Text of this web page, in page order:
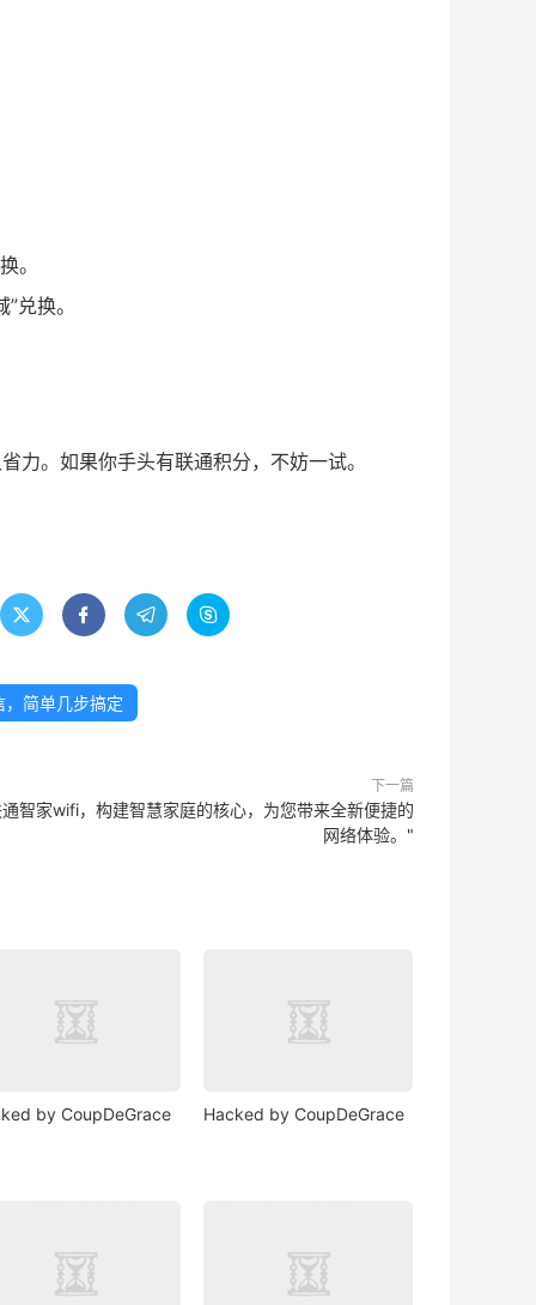
。
兑换。
力。如果你手头有联通积分，不妨一试。
   
简单几步搞定
下一篇
智家wifi，构建智慧家庭的核心，为您带来全新便捷的
网络体验。"
by CoupDeGrace Hacked by CoupDeGrace